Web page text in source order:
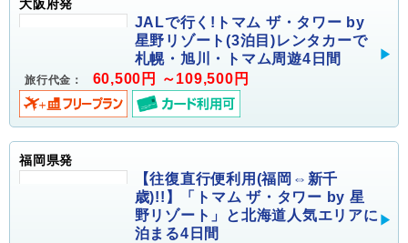
大阪府発
JALで行く!トマム ザ・タワー by
星野リゾート(3泊目)レンタカーで
札幌・旭川・トマム周遊4日間
旅行代金： 60,500円 ～109,500円
福岡県発
【往復直行便利用(福岡⇔新千
歳)!!】「トマム ザ・タワー by 星
野リゾート」と北海道人気エリアに
泊まる4日間